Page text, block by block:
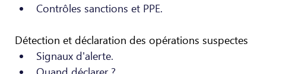
Contrôles sanctions et PPE.
Détection et déclaration des opérations suspectes
Signaux d'alerte.